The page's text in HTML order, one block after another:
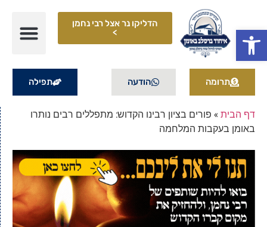
פתח סרגל נגישות
הדליקו נר אצל רבי נחמן
>
תרומה הודעה תפילה
דף הבית» פורים בציון רבינו הקדוש: מתפללים רבים נותרו
באומן בעקבות המלחמה